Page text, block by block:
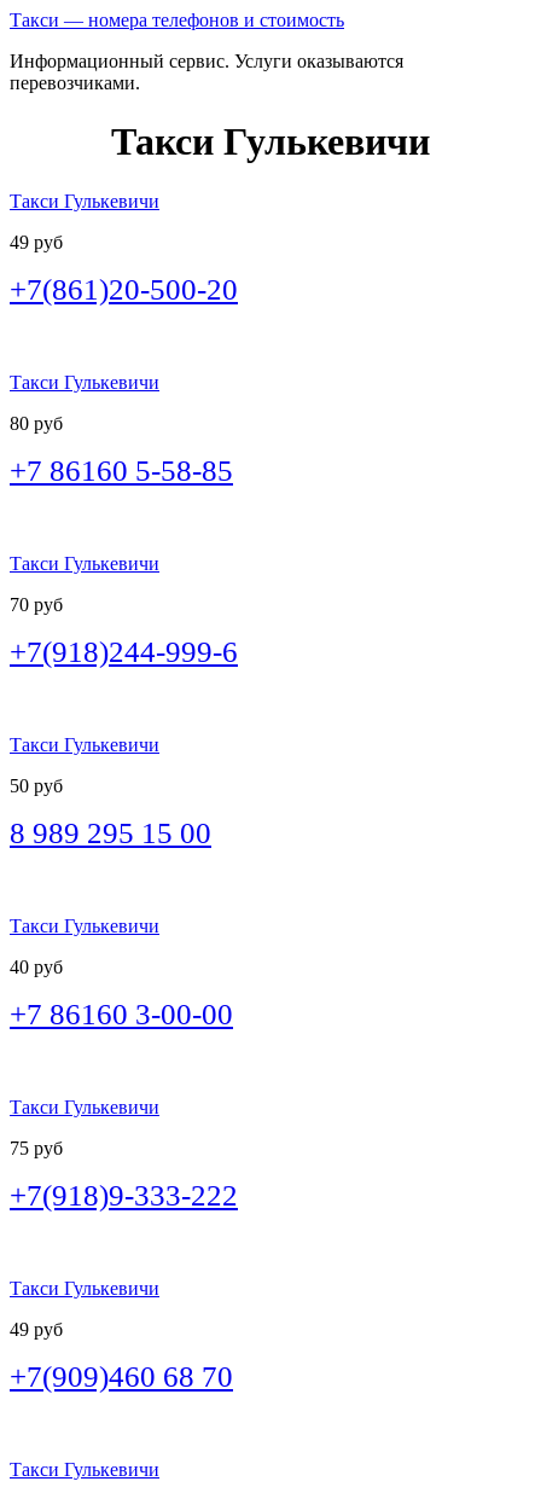
Такси — номера телефонов и стоимость
Информационный сервис. Услуги оказываются
перевозчиками.
Такси Гулькевичи
Такси Гулькевичи
49 руб
+7(861)20-500-20
Такси Гулькевичи
80 руб
+7 86160 5-58-85
Такси Гулькевичи
70 руб
+7(918)244-999-6
Такси Гулькевичи
50 руб
8 989 295 15 00
Такси Гулькевичи
40 руб
+7 86160 3-00-00
Такси Гулькевичи
75 руб
+7(918)9-333-222
Такси Гулькевичи
49 руб
+7(909)460 68 70
Такси Гулькевичи